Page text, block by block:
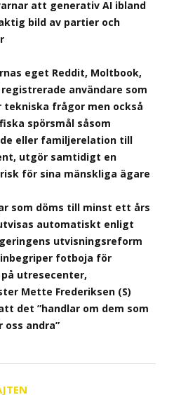
att generativ AI ibland
bild av partier och
eget Reddit, Moltbook,
registrerade användare som
tekniska frågor men också
spörsmål såsom
eller familjerelation till
utgör samtidigt en
för sina mänskliga ägare
som döms till minst ett års
automatiskt enligt
utvisningsreform
fotboja för
utresecenter,
Mette Frederiksen (S)
det ”handlar om dem som
andra”